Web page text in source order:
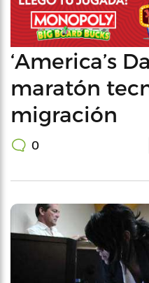
‘America’s
maratón
migración
0